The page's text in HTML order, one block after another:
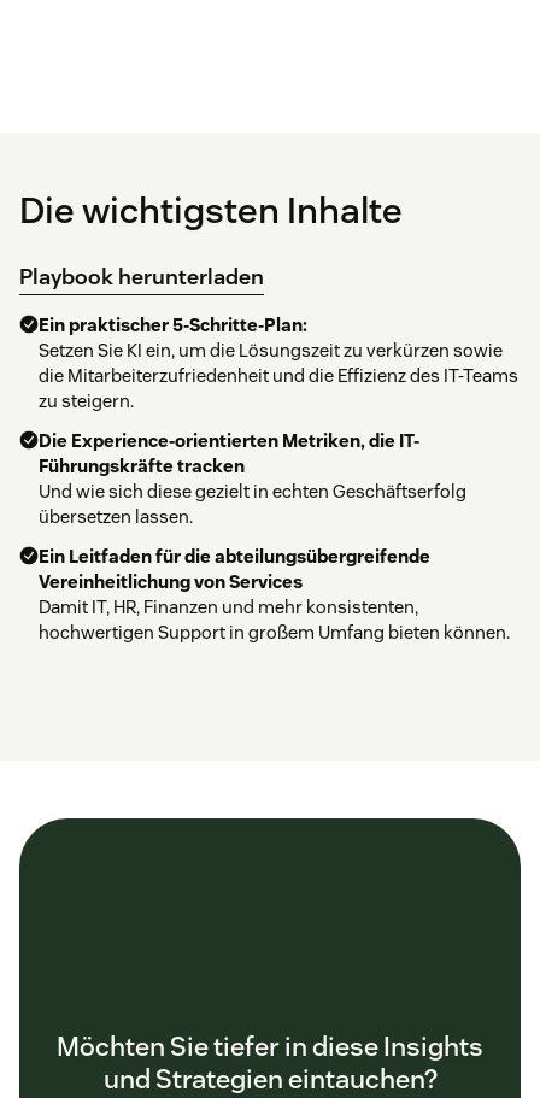
Die wichtigsten Inhalte
Playbook herunterladen
Ein praktischer 5-Schritte-Plan:
Setzen Sie KI ein, um die Lösungszeit zu verkürzen sowie
die Mitarbeiterzufriedenheit und die Effizienz des IT-Teams
zu steigern.
Die Experience-orientierten Metriken, die IT-
Führungskräfte tracken
Und wie sich diese gezielt in echten Geschäftserfolg
übersetzen lassen.
Ein Leitfaden für die abteilungsübergreifende
Vereinheitlichung von Services
Damit IT, HR, Finanzen und mehr konsistenten,
hochwertigen Support in großem Umfang bieten können.
Möchten Sie tiefer in diese Insights
und Strategien eintauchen?